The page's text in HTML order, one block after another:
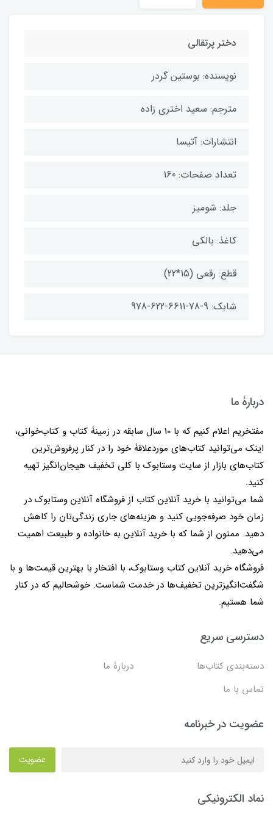
دختر پرتقالی
نویسنده: بوستین گردر
مترجم: سعید اختری زاده
انتشارات: آتیسا
تعداد صفحات: 160
جلد: شومیز
کاغذ: بالکی
قطع: رقعی (15*22)
شابک: 9-78-6611-622-978
دربارۀ ما
مفتخریم اعلام کنیم که با 10 سال سابقه در زمینۀ کتاب و کتاب‌خوانی،
اینک می‌توانید کتاب‌های موردعلاقۀ خود را در کنار پرفروش‌ترین
کتاب‌های بازار از سایت وستابوک با کلی تخفیف هیجان‌انگیز تهیه
کنید.
شما می‌توانید با خرید آنلاین کتاب از فروشگاه آنلاین وستابوک در
زمان خود صرفه‌جویی کنید و هزینه‌های جاری زندگی‌تان را کاهش
دهید. ممنون از شما که با خرید آنلاین به خانواده و طبیعت اهمیت
می‌دهید.
فروشگاه خرید آنلاین کتاب وستابوک، با افتخار با بهترین قیمت‌ها و با
شگفت‌انگیزترین تخفیف‌ها در خدمت شماست. خوشحالیم که در کنار
شما هستیم.
دسترسی سریع
دسته‌بندی کتاب‌ها
دربارۀ ما
تماس با ما
عضویت در خبرنامه
عضویت
نماد الکترونیکی